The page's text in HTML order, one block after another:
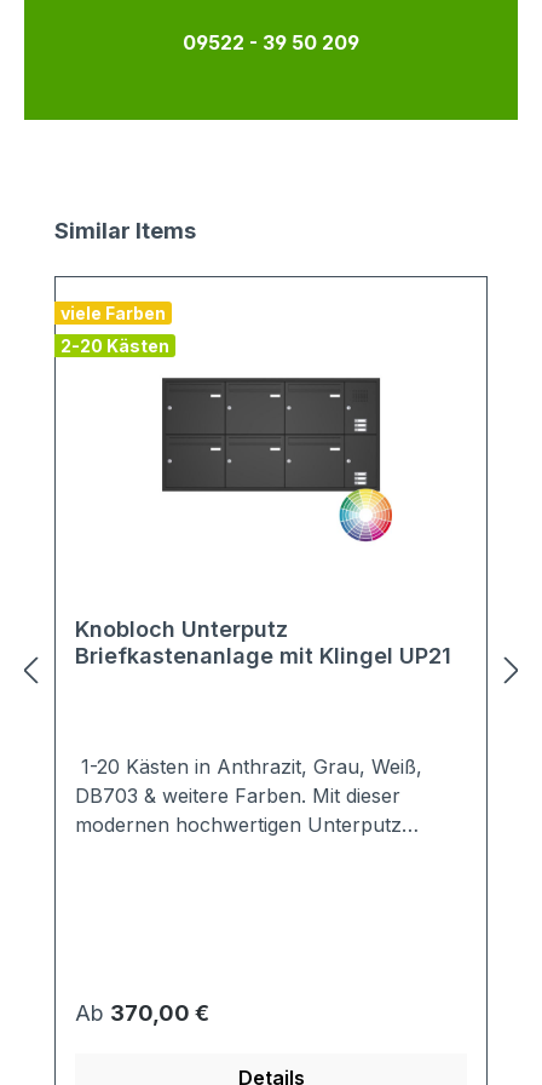
09522 - 39 50 209
Produktgalerie überspringen
Similar Items
viele Farben
2-20 Kästen
Knobloch Unterputz
Briefkastenanlage mit Klingel UP21
1-20 Kästen in Anthrazit, Grau, Weiß,
DB703 & weitere Farben. Mit dieser
modernen hochwertigen Unterputz
Wind und Wetter.Die Kästen der Unterputz
Briefkastenanlage UP21 sind
Regulärer Preis:
Ab 370,00 €
Details